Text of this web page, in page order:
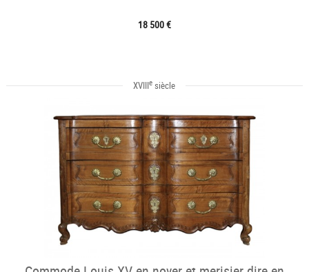
18 500 €
XVIIIe siècle